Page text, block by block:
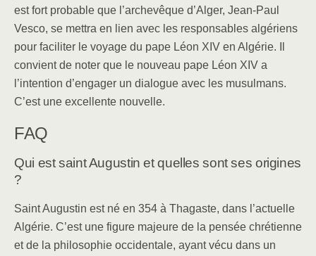
est fort probable que l’archevêque d’Alger, Jean-Paul
Vesco, se mettra en lien avec les responsables algériens
pour faciliter le voyage du pape Léon XIV en Algérie. Il
convient de noter que le nouveau pape Léon XIV a
l’intention d’engager un dialogue avec les musulmans.
C’est une excellente nouvelle.
FAQ
Qui est saint Augustin et quelles sont ses origines
?
Saint Augustin est né en 354 à Thagaste, dans l’actuelle
Algérie. C’est une figure majeure de la pensée chrétienne
et de la philosophie occidentale, ayant vécu dans un